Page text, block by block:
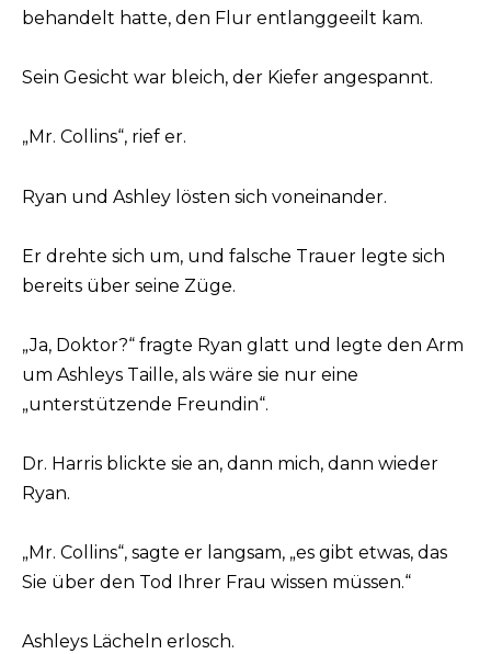
behandelt hatte, den Flur entlanggeeilt kam.
Sein Gesicht war bleich, der Kiefer angespannt.
„Mr. Collins“, rief er.
Ryan und Ashley lösten sich voneinander.
Er drehte sich um, und falsche Trauer legte sich
bereits über seine Züge.
„Ja, Doktor?“ fragte Ryan glatt und legte den Arm
um Ashleys Taille, als wäre sie nur eine
„unterstützende Freundin“.
Dr. Harris blickte sie an, dann mich, dann wieder
Ryan.
„Mr. Collins“, sagte er langsam, „es gibt etwas, das
Sie über den Tod Ihrer Frau wissen müssen.“
Ashleys Lächeln erlosch.